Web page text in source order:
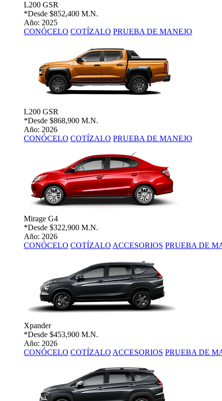
L200 GSR
*Desde $852,400 M.N.
Año: 2025
CONÓCELO COTÍZALO PRUEBA DE MANEJO
L200 GSR
*Desde $868,900 M.N.
Año: 2026
CONÓCELO COTÍZALO PRUEBA DE MANEJO
Mirage G4
*Desde $322,900 M.N.
Año: 2026
CONÓCELO COTÍZALO ACCESORIOS PRUEBA DE
Xpander
*Desde $453,900 M.N.
Año: 2026
CONÓCELO COTÍZALO ACCESORIOS PRUEBA DE